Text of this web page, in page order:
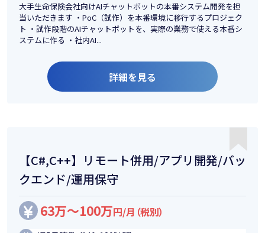
大手生命保険会社向けAIチャットボットの本番システム開発を担
当いただきます ・PoC（試作）を本番環境に移行するプロジェク
ト ・試作段階のAIチャットボットを、実際の業務で使える本番シ
ステムに作る ・社内AI...
詳細を見る
【C#,C++】リモート併用/アプリ開発/バッ
クエンド/運用保守
63万～100万円/月（税別）